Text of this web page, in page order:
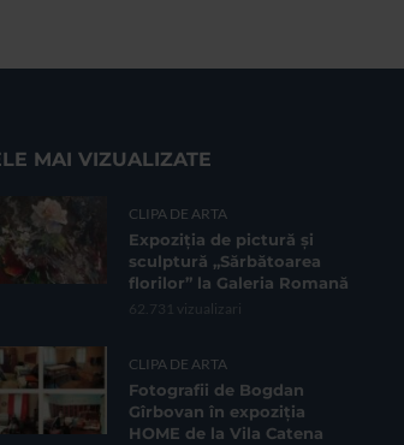
MAI VIZUALIZATE
CLIPA DE ARTA
Expoziția de pictură și
sculptură „Sărbătoarea
florilor” la Galeria Romană
62.731 vizualizari
CLIPA DE ARTA
Fotografii de Bogdan
Gîrbovan în expoziția
HOME de la Vila Catena